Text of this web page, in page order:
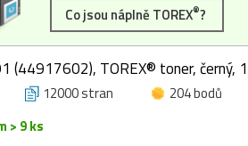
Co jsou náplně TOREX®?
(44917602), TOREX® toner, černý,
12000 stran
204 bodů
> 9 ks